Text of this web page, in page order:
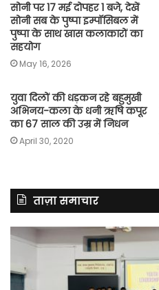
सोनी पर 17 मई दोपहर 1 बजे, देखें
सोनी सब के पुष्पा इम्पॉसिबल में
पुष्पा के साथ खास कलाकारों का
सहयोग
May 16, 2026
युवा दिलों की धड़कन रहे बहुमुखी
अभिनय-कला के धनी ऋषि कपूर
का 67 साल की उम्र में निधन
April 30, 2020
ताज़ा समाचार